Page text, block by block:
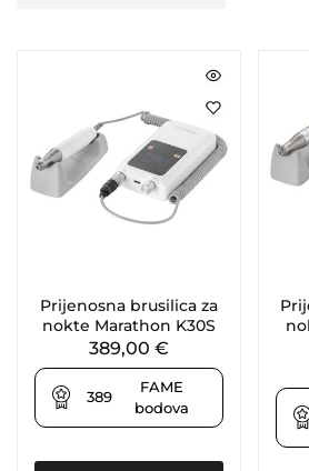
Prijenosna brusilica za
nokte Marathon K30S
389,00 €
389
FAME
bodova